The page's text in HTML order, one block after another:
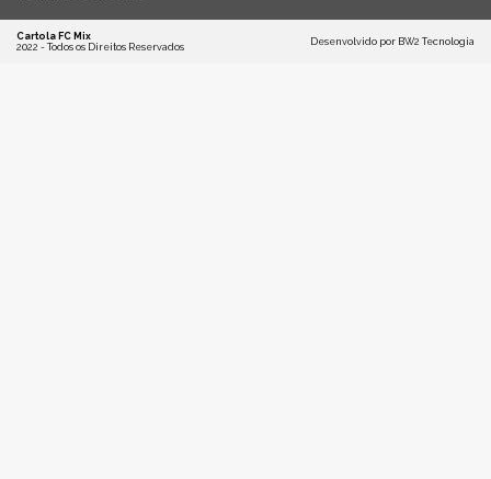
Cartola FC Mix
2022 - Todos os Direitos Reservados
Desenvolvido por BW2 Tecnologia